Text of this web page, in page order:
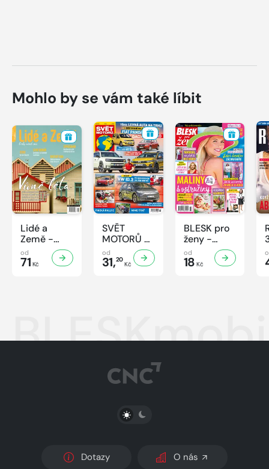
Mohlo by se vám také líbit
Lidé a
Země -
8/2026
od
71 Kč
SVĚT
MOTORŮ -
33/2026
od
31,20
Kč
BLESK pro
ženy -
33/2026
od
18 Kč
PŘEPNOUT SVĚTLÝ/TMAVÝ REŽIM
Dotazy O nás